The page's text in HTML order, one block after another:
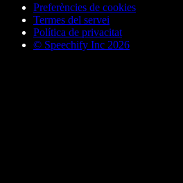
Preferències de cookies
Termes del servei
Política de privacitat
© Speechify Inc 2026